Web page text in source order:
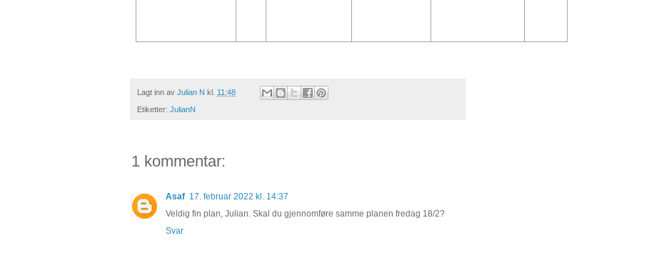
Lagt inn av Julian N kl. 11:48
Etiketter: JulianN
1 kommentar:
Asaf 17. februar 2022 kl. 14:37
Veldig fin plan, Julian. Skal du gjennomføre samme planen fredag 18/2?
Svar